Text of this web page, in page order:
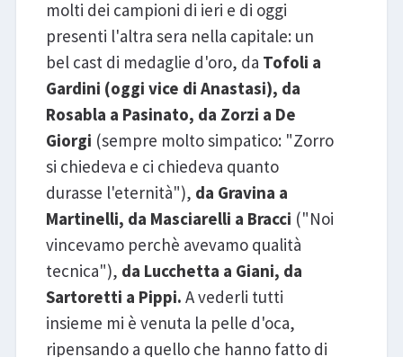
molti dei campioni di ieri e di oggi
presenti l'altra sera nella capitale: un
bel cast di medaglie d'oro, da Tofoli a
Gardini (oggi vice di Anastasi), da
Rosabla a Pasinato, da Zorzi a De
Giorgi (sempre molto simpatico: "Zorro
si chiedeva e ci chiedeva quanto
durasse l'eternità"), da Gravina a
Martinelli, da Masciarelli a Bracci ("Noi
vincevamo perchè avevamo qualità
tecnica"), da Lucchetta a Giani, da
Sartoretti a Pippi. A vederli tutti
insieme mi è venuta la pelle d'oca,
ripensando a quello che hanno fatto di